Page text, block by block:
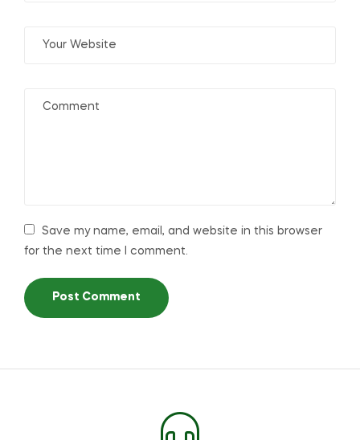
Save my name, email, and website in this browser
for the next time I comment.